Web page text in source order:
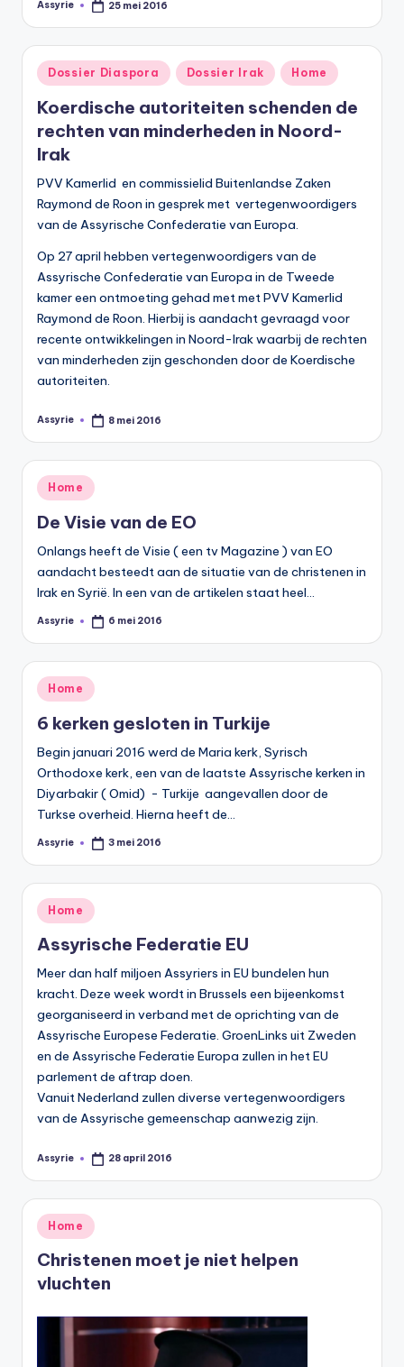
Geplaatst
Assyrie 25 mei 2016
Geplaatst
in
Dossier Diaspora Dossier Irak Home
Koerdische autoriteiten schenden de
rechten van minderheden in Noord-
Irak
PVV Kamerlid en commissielid Buitenlandse Zaken
Raymond de Roon in gesprek met vertegenwoordigers
van de Assyrische Confederatie van Europa.
Op 27 april hebben vertegenwoordigers van de
Assyrische Confederatie van Europa in de Tweede
kamer een ontmoeting gehad met met PVV Kamerlid
Raymond de Roon. Hierbij is aandacht gevraagd voor
recente ontwikkelingen in Noord-Irak waarbij de rechten
van minderheden zijn geschonden door de Koerdische
autoriteiten.
Geplaatst
Assyrie 8 mei 2016
Geplaatst
in
Home
De Visie van de EO
Onlangs heeft de Visie ( een tv Magazine ) van EO
aandacht besteedt aan de situatie van de christenen in
Irak en Syrië. In een van de artikelen staat heel…
Geplaatst
Assyrie 6 mei 2016
Geplaatst
in
Home
6 kerken gesloten in Turkije
Begin januari 2016 werd de Maria kerk, Syrisch
Orthodoxe kerk, een van de laatste Assyrische kerken in
Diyarbakir ( Omid) - Turkije aangevallen door de
Turkse overheid. Hierna heeft de…
Geplaatst
Assyrie 3 mei 2016
Geplaatst
in
Home
Assyrische Federatie EU
Meer dan half miljoen Assyriers in EU bundelen hun
kracht. Deze week wordt in Brussels een bijeenkomst
georganiseerd in verband met de oprichting van de
Assyrische Europese Federatie. GroenLinks uit Zweden
en de Assyrische Federatie Europa zullen in het EU
parlement de aftrap doen.
Vanuit Nederland zullen diverse vertegenwoordigers
van de Assyrische gemeenschap aanwezig zijn.
Geplaatst
Assyrie 28 april 2016
Geplaatst
in
Home
Christenen moet je niet helpen
vluchten